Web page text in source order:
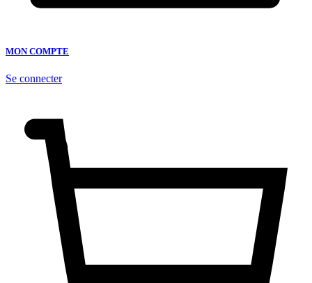
MON COMPTE
Se connecter